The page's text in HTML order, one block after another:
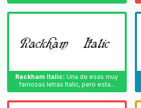
Rackham Italic: Una de esas muy
famosas letras Italic, pero esta...